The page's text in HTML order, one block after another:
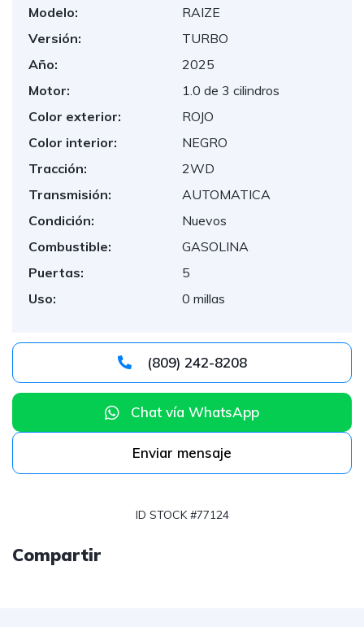
Modelo:
RAIZE
Versión:
TURBO
Año:
2025
Motor:
1.0 de 3 cilindros
Color exterior:
ROJO
Color interior:
NEGRO
Tracción:
2WD
Transmisión:
AUTOMATICA
Condición:
Nuevos
Combustible:
GASOLINA
Puertas:
5
Uso:
0 millas
(809) 242-8208
Chat vía WhatsApp
Enviar mensaje
ID STOCK #77124
Compartir